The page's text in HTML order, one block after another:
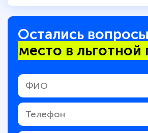
Остались
место в льготной